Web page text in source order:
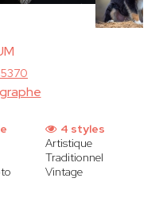
4 styles
Artistique
Traditionnel
Vintage